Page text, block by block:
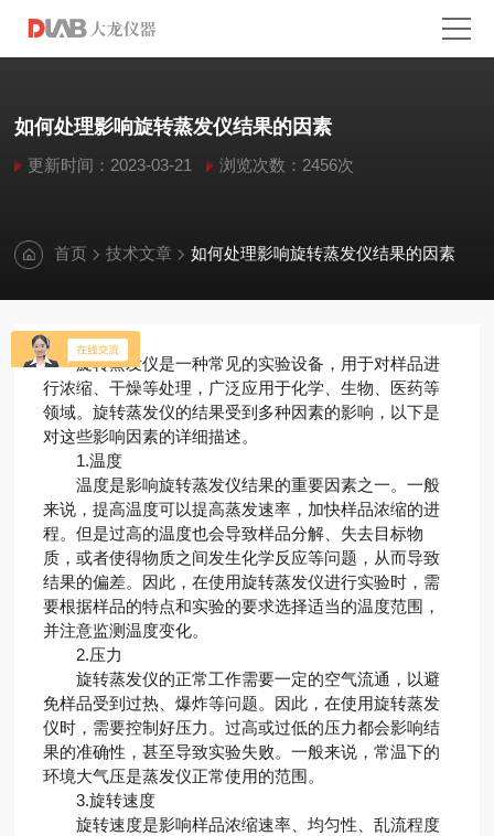
如何处理影响旋转蒸发仪结果的因素
更新时间：2023-03-21 浏览次数：2456次
首页 技术文章 如何处理影响旋转蒸发仪结果的因素
旋转蒸发仪是一种常见的实验设备，用于对样品进
行浓缩、干燥等处理，广泛应用于化学、生物、医药等
领域。旋转蒸发仪的结果受到多种因素的影响，以下是
对这些影响因素的详细描述。
1.温度
温度是影响旋转蒸发仪结果的重要因素之一。一般
来说，提高温度可以提高蒸发速率，加快样品浓缩的进
程。但是过高的温度也会导致样品分解、失去目标物
质，或者使得物质之间发生化学反应等问题，从而导致
结果的偏差。因此，在使用旋转蒸发仪进行实验时，需
要根据样品的特点和实验的要求选择适当的温度范围，
并注意监测温度变化。
2.压力
旋转蒸发仪的正常工作需要一定的空气流通，以避
免样品受到过热、爆炸等问题。因此，在使用旋转蒸发
仪时，需要控制好压力。过高或过低的压力都会影响结
果的准确性，甚至导致实验失败。一般来说，常温下的
环境大气压是蒸发仪正常使用的范围。
3.旋转速度
旋转速度是影响样品浓缩速率、均匀性、乱流程度